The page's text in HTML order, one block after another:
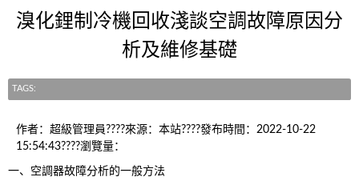
溴化鋰制冷機回收淺談空調故障原因分
析及維修基礎
TAGS:
作者：超級管理員????來源：本站????發布時間：2022-10-22
15:54:43????瀏覽量：
一、空調器故障分析的一般方法